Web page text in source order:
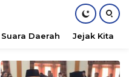
Suara Daerah Jejak Kita